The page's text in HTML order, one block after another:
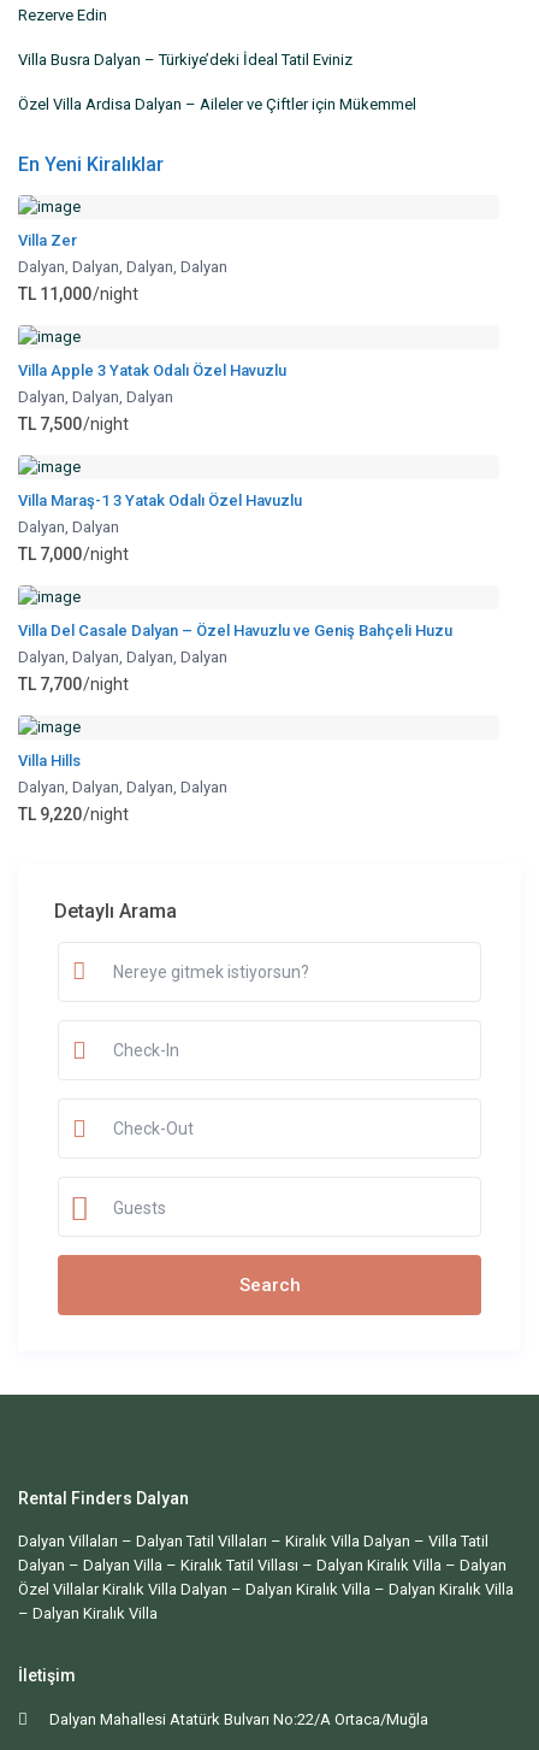
Rezerve Edin
Villa Busra Dalyan – Türkiye’deki İdeal Tatil Eviniz
Özel Villa Ardisa Dalyan – Aileler ve Çiftler için Mükemmel
En Yeni Kiralıklar
Villa Zer
Dalyan,Dalyan, Dalyan,Dalyan
TL 11,000/night
Villa Apple 3 Yatak Odalı Özel Havuzlu
Dalyan, Dalyan,Dalyan
TL 7,500/night
Villa Maraş-1 3 Yatak Odalı Özel Havuzlu
Dalyan,Dalyan
TL 7,000/night
Villa Del Casale Dalyan – Özel Havuzlu ve Geniş Bahçeli Huzu
Dalyan,Dalyan, Dalyan,Dalyan
TL 7,700/night
Villa Hills
Dalyan,Dalyan, Dalyan,Dalyan
TL 9,220/night
Detaylı Arama
Guests
Rental Finders Dalyan
Dalyan Villaları – Dalyan Tatil Villaları – Kiralık Villa Dalyan – Villa Tatil
Dalyan – Dalyan Villa – Kiralık Tatil Villası – Dalyan Kiralık Villa – Dalyan
Özel Villalar Kiralık Villa Dalyan – Dalyan Kiralık Villa – Dalyan Kiralık Villa
– Dalyan Kiralık Villa
İletişim
Dalyan Mahallesi Atatürk Bulvarı No:22/A Ortaca/Muğla